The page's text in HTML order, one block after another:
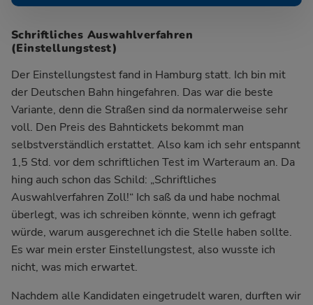
Schriftliches Auswahlverfahren
(Einstellungstest)
Der Einstellungstest fand in Hamburg statt. Ich bin mit
der Deutschen Bahn hingefahren. Das war die beste
Variante, denn die Straßen sind da normalerweise sehr
voll. Den Preis des Bahntickets bekommt man
selbstverständlich erstattet. Also kam ich sehr entspannt
1,5 Std. vor dem schriftlichen Test im Warteraum an. Da
hing auch schon das Schild: „Schriftliches
Auswahlverfahren Zoll!“ Ich saß da und habe nochmal
überlegt, was ich schreiben könnte, wenn ich gefragt
würde, warum ausgerechnet ich die Stelle haben sollte.
Es war mein erster Einstellungstest, also wusste ich
nicht, was mich erwartet.
Nachdem alle Kandidaten eingetrudelt waren, durften wir